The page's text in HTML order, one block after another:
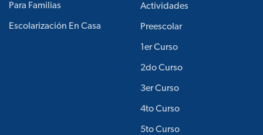
Para Familias
Escolarización En Casa
Actividades
Preescolar
1er Curso
2do Curso
3er Curso
4to Curso
5to Curso